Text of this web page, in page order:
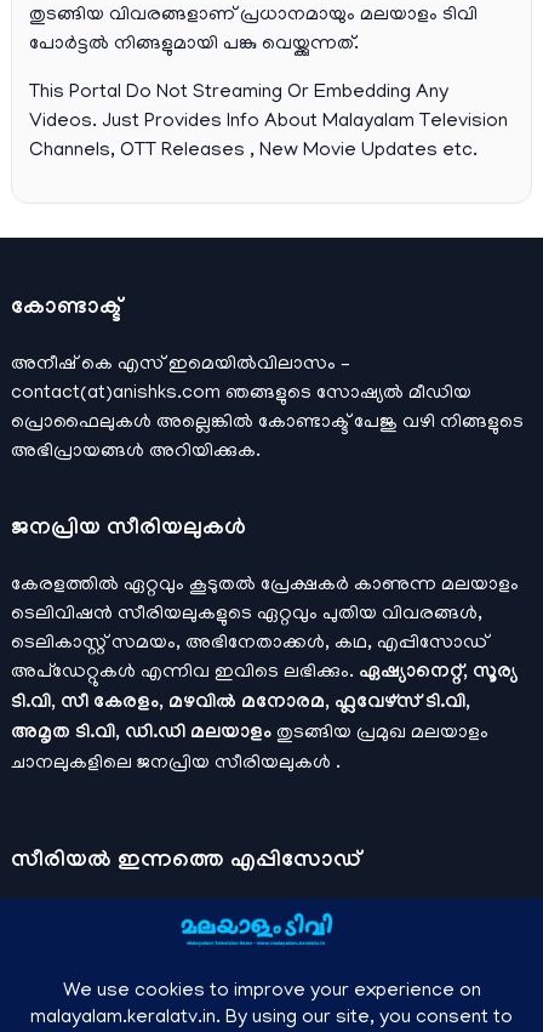
തുടങ്ങിയ വിവരങ്ങളാണ് പ്രധാനമായും മലയാളം ടിവി
പോര്‍ട്ടല്‍ നിങ്ങളുമായി പങ്കു വെയ്ക്കുന്നത്.
This Portal Do Not Streaming Or Embedding Any
Videos. Just Provides Info About Malayalam Television
Channels, OTT Releases , New Movie Updates etc.
കോണ്ടാക്ട്
അനീഷ്‌ കെ എസ് ഇമെയില്‍വിലാസം –
contact(at)anishks.com ഞങ്ങളുടെ സോഷ്യല്‍ മീഡിയ
പ്രൊഫൈലുകള്‍ അല്ലെങ്കില്‍ കോണ്ടാക്ട്പേജു വഴി നിങ്ങളുടെ
അഭിപ്രായങ്ങള്‍ അറിയിക്കുക.
ജനപ്രിയ സീരിയലുകള്‍
കേരളത്തിൽ ഏറ്റവും കൂടുതൽ പ്രേക്ഷകർ കാണുന്ന മലയാളം
ടെലിവിഷൻ സീരിയലുകളുടെ ഏറ്റവും പുതിയ വിവരങ്ങൾ,
ടെലികാസ്റ്റ് സമയം, അഭിനേതാക്കൾ, കഥ, എപ്പിസോഡ്
അപ്ഡേറ്റുകൾ എന്നിവ ഇവിടെ ലഭിക്കും. ഏഷ്യാനെറ്റ്, സൂര്യ
ടി.വി, സീ കേരളം, മഴവിൽ മനോരമ, ഫ്ലവേഴ്സ് ടി.വി,
അമൃത ടി.വി, ഡി.ഡി മലയാളം തുടങ്ങിയ പ്രമുഖ മലയാളം
ചാനലുകളിലെ ജനപ്രിയ സീരിയലുകൾ .
സീരിയല്‍ ഇന്നത്തെ എപ്പിസോഡ്
ചാനലുകളുടെ ഔദ്യോഗിക മൊബൈല്‍ ആപ്പുകള്‍ , ഒഫിഷ്യല്‍
യൂട്യൂബ് ചാനല്‍ ഇവ ഉപയോഗപ്പെടുത്തി കഴിഞ്ഞുപോയ
മനോരമ മാക്സ് , സണ്‍ നെക്സ്റ്റ്, സോണി ലിവ് , നെറ്റ് ഫ്ലിക്സ്